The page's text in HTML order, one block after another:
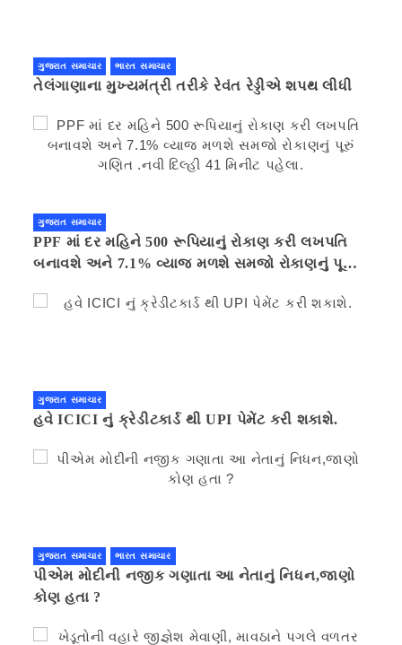
ગુજરાત સમાચાર ભારત સમાચાર
તેલંગાણાના મુખ્યમંત્રી તરીકે રેવંત રેડ્ડીએ શપથ લીધી
ગુજરાત સમાચાર
PPF માં દર મહિને 500 રૂપિયાનું રોકાણ કરી લખપતિ
બનાવશે અને 7.1% વ્યાજ મળશે સમજો રોકાણનું પૂરું
ગુજરાત સમાચાર
હવે ICICI નું ક્રેડીટકાર્ડ થી UPI પેમેંટ કરી શકાશે.
ગુજરાત સમાચાર ભારત સમાચાર
પીએમ મોદીની નજીક ગણાતા આ નેતાનું નિધન,જાણો
કોણ હતા ?